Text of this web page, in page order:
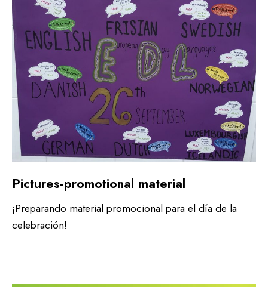
Pictures-promotional material
¡Preparando material promocional para el día de la
celebración!